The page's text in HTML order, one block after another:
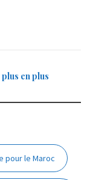
en plus
pour le Maroc